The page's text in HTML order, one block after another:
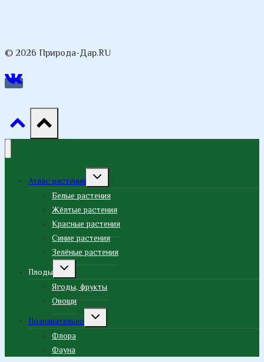
© 2026 Природа-Дар.RU
Атлас растений
Переключить
меню
Белые растения
Жёлтые растения
Красные растения
Синие растения
Зелёные растения
Плоды
Переключить
меню
Ягоды, фрукты
Овощи
Познавательно
Переключить
меню
Флора
Фауна